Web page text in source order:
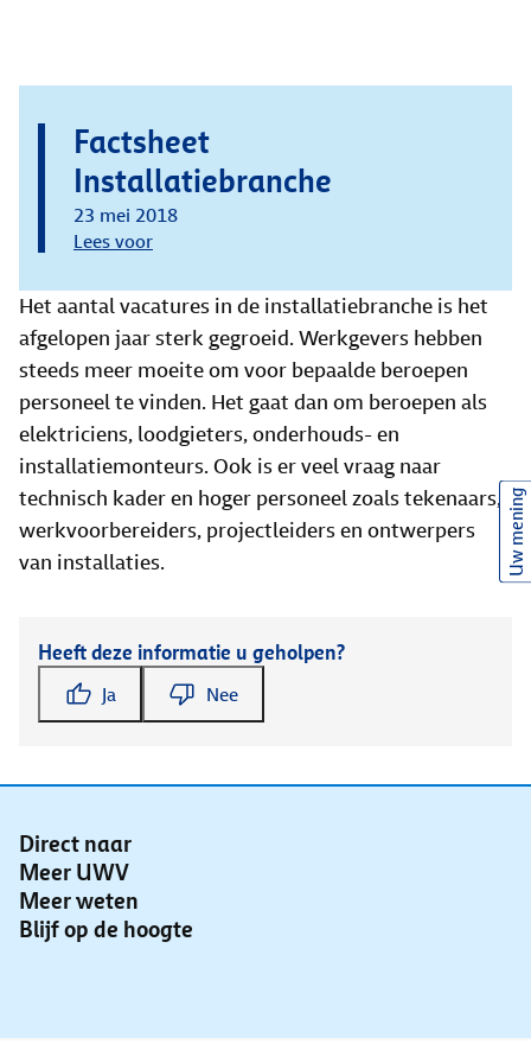
Factsheet
Installatiebranche
23 mei 2018
Lees voor
Het aantal vacatures in de installatiebranche is het
afgelopen jaar sterk gegroeid. Werkgevers hebben
steeds meer moeite om voor bepaalde beroepen
personeel te vinden. Het gaat dan om beroepen als
elektriciens, loodgieters, onderhouds- en
installatiemonteurs. Ook is er veel vraag naar
technisch kader en hoger personeel zoals tekenaars,
werkvoorbereiders, projectleiders en ontwerpers
van installaties.
Heeft deze informatie u geholpen?
Ja Nee
Direct naar
Meer UWV
Meer weten
Blijf op de hoogte
Uw mening